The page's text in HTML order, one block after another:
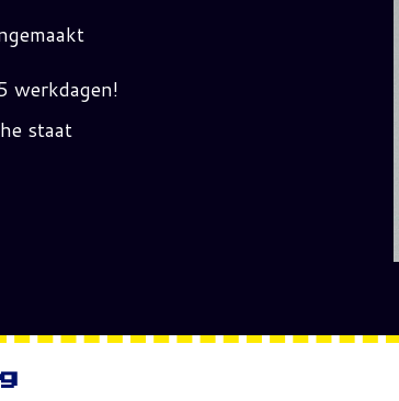
werkdagen!
staat